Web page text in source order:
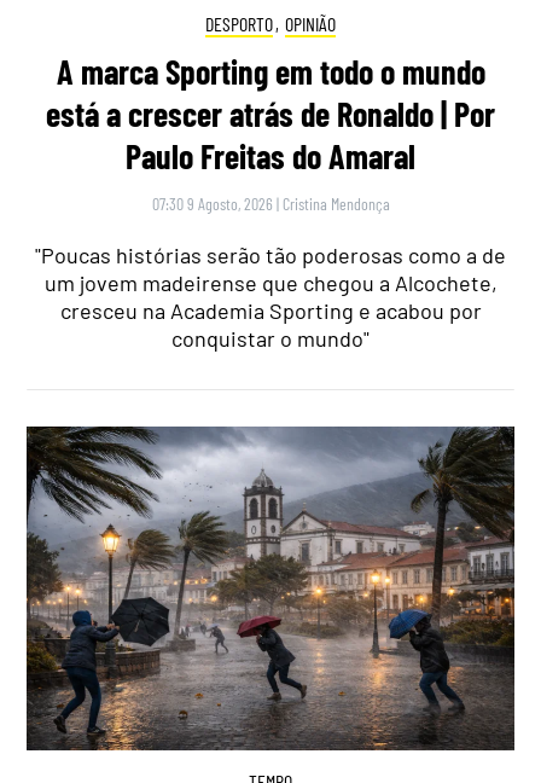
DESPORTO, OPINIÃO
A marca Sporting em todo o mundo
está a crescer atrás de Ronaldo | Por
Paulo Freitas do Amaral
07:30 9 Agosto, 2026 | Cristina Mendonça
"Poucas histórias serão tão poderosas como a de
um jovem madeirense que chegou a Alcochete,
cresceu na Academia Sporting e acabou por
conquistar o mundo"